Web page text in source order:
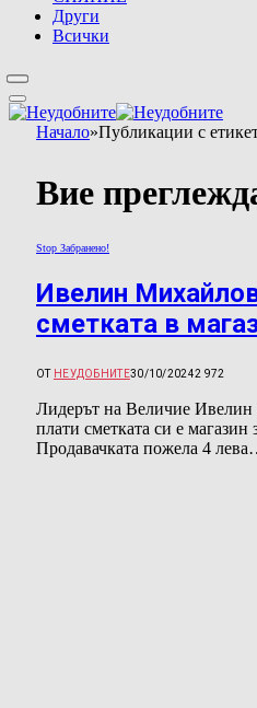
Други
Всички
Начало»Публикации с
Вие
Stop Забранено!
Ивелин
сметката в
ОТ НЕУДОБНИТЕ30/10/20242 972
Лидерът на Величие
плати сметката си е магазин
Продавачката пожела 4